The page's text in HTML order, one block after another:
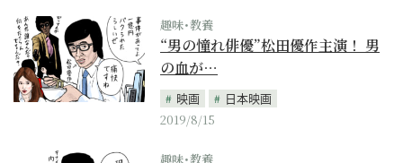
趣味･教養
“男の憧れ俳優”松田優作主演！ 男
の血が…
映画
日本映画
2019/8/15
趣味･教養